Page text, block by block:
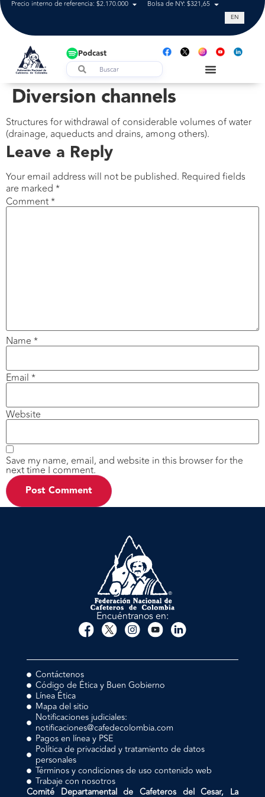
Precio interno de referencia: $2.170.000 Bolsa de NY: $321,65 Tasa de
EN
Podcast
Diversion channels
Structures for withdrawal of considerable volumes of water
(drainage, aqueducts and drains, among others).
Leave a Reply
Your email address will not be published. Required fields
are marked *
Comment*
Name *
Email *
Website
Save my name, email, and website in this browser for the
next time I comment.
Encuéntranos en:
Contáctenos
Código de Ética y Buen Gobierno
Línea Ética
Mapa del sitio
Notificaciones judiciales:
notificaciones@cafedecolombia.com
Pagos en línea y PSE
Política de privacidad y tratamiento de datos
personales
Términos y condiciones de uso contenido web
Trabaje con nosotros
Comité Departamental de Cafeteros del Cesar, La